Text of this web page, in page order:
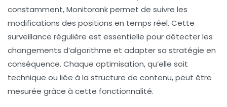
constamment, Monitorank permet de suivre les
modifications des positions en temps réel. Cette
surveillance régulière est essentielle pour détecter les
changements d’algorithme et adapter sa stratégie en
conséquence. Chaque optimisation, qu’elle soit
technique ou liée à la structure de contenu, peut être
mesurée grâce à cette fonctionnalité.